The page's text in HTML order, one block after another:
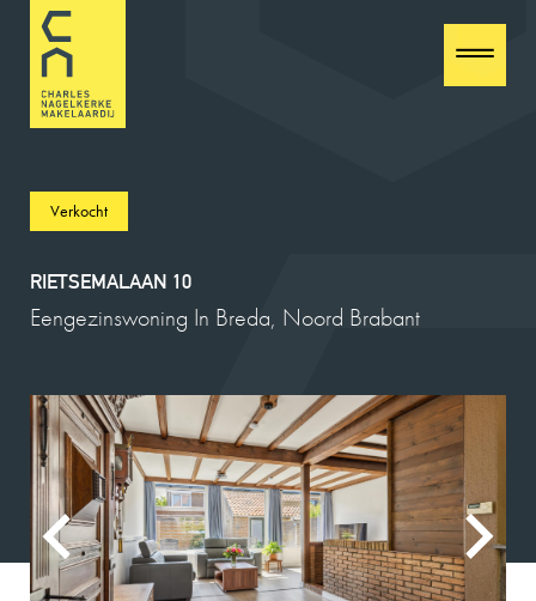
RIETSEMALAAN 10
Eengezinswoning In Breda, Noord Brabant
Verkocht